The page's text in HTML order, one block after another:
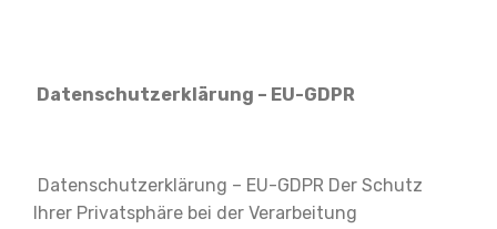
Datenschutzerklärung – EU-GDPR
Datenschutzerklärung – EU-GDPR Der Schutz
Ihrer Privatsphäre bei der Verarbeitung